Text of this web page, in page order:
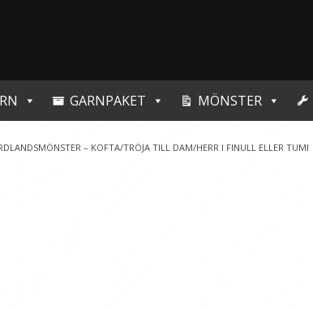
GARNPAKET MÖNSTER
– KOFTA/TRÖJA TILL DAM/HERR I FINULL ELLER TUMI